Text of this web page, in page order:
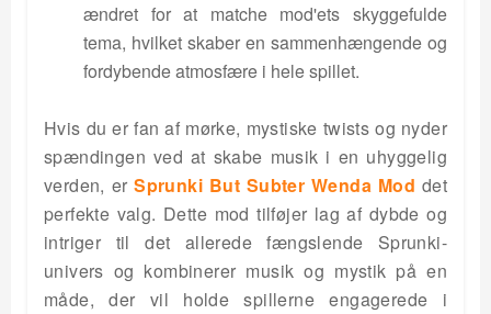
ændret for at matche mod'ets skyggefulde
tema, hvilket skaber en sammenhængende og
fordybende atmosfære i hele spillet.
Hvis du er fan af mørke, mystiske twists og nyder
spændingen ved at skabe musik i en uhyggelig
verden, erSprunki But Subter Wenda Mod det
perfekte valg. Dette mod tilføjer lag af dybde og
intriger til det allerede fængslende Sprunki-
univers og kombinerer musik og mystik på en
måde, der vil holde spillerne engagerede i